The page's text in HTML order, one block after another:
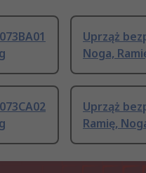
Uprząż
Noga,
Uprząż
Ramię,